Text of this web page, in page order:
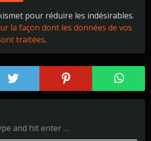
pour réduire les indésirables.
la façon dont les données de vos
traitées.